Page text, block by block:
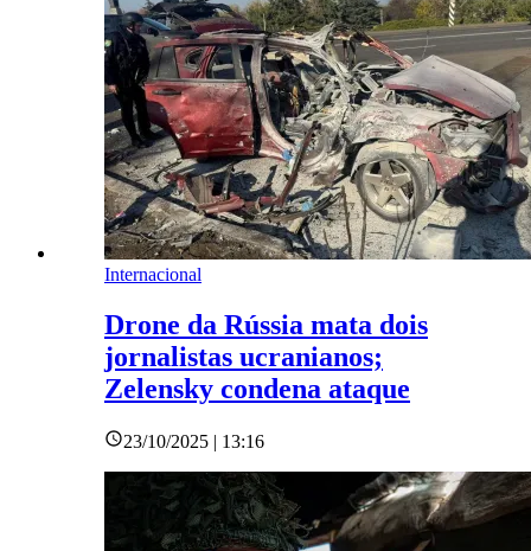
Internacional
Drone da Rússia mata dois
jornalistas ucranianos;
Zelensky condena ataque
23/10/2025 | 13:16